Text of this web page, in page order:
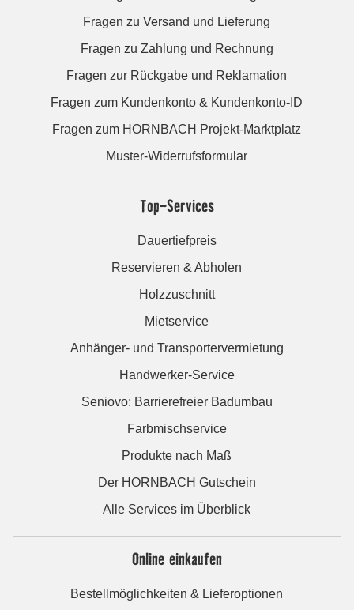
Fragen zu Versand und Lieferung
Fragen zu Zahlung und Rechnung
Fragen zur Rückgabe und Reklamation
Fragen zum Kundenkonto & Kundenkonto-ID
Fragen zum HORNBACH Projekt-Marktplatz
Muster-Widerrufsformular
Top-Services
Dauertiefpreis
Reservieren & Abholen
Holzzuschnitt
Mietservice
Anhänger- und Transportervermietung
Handwerker-Service
Seniovo: Barrierefreier Badumbau
Farbmischservice
Produkte nach Maß
Der HORNBACH Gutschein
Alle Services im Überblick
Online einkaufen
Bestellmöglichkeiten & Lieferoptionen